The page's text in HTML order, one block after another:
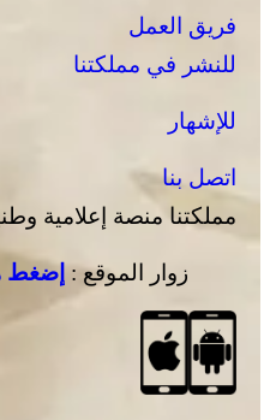
فريق العمل
للنشر في مملكتنا
للإشهار
اتصل بنا
مملكتنا منصة إعلامية
زوار الموقع : إضغط